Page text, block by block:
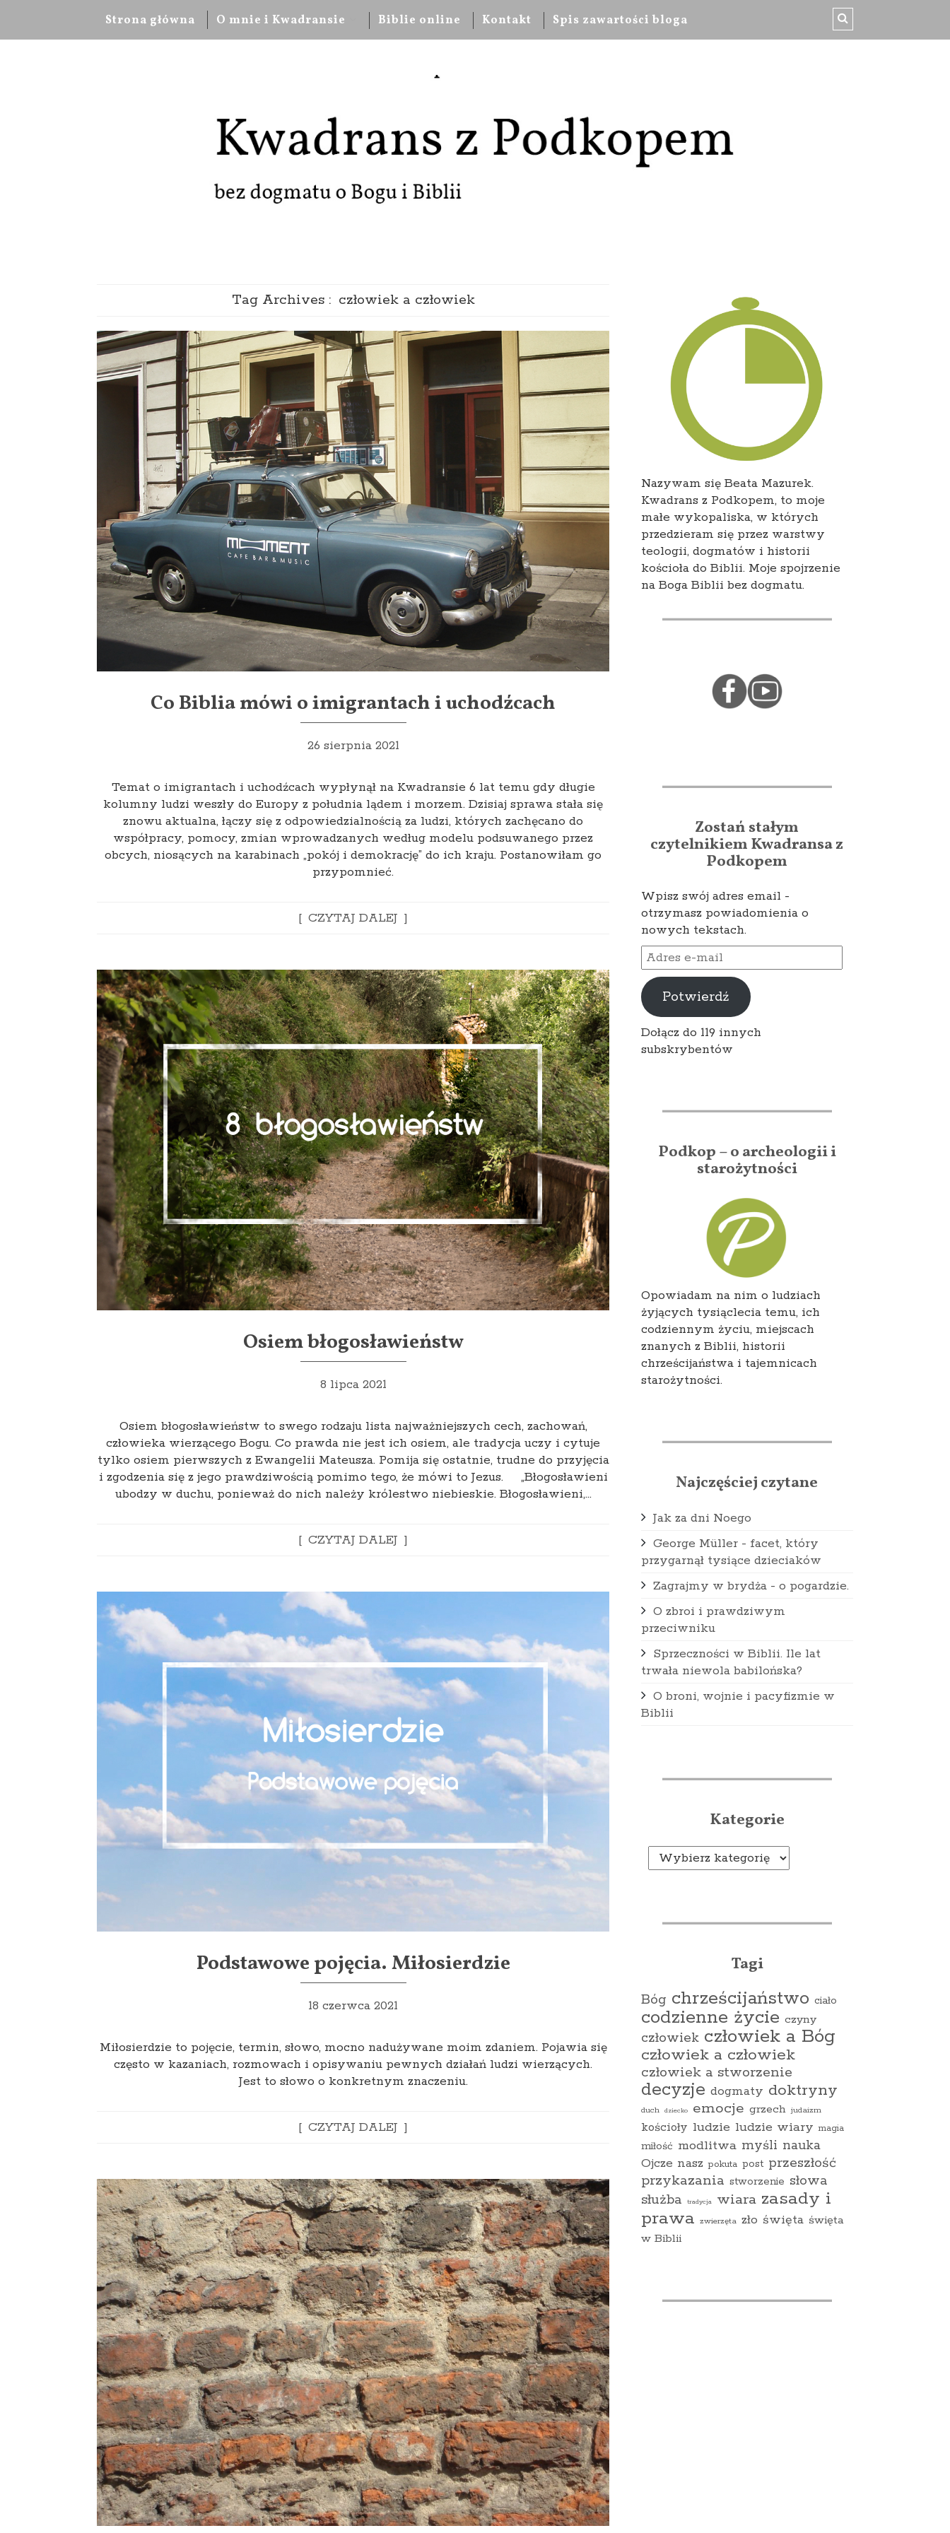
Strona główna O mnie i Kwadransie Biblie online Kontakt Spis zawartości bloga
Tag Archives : człowiek a człowiek
Co Biblia mówi o imigrantach i uchodźcach
26 sierpnia 2021
Temat o imigrantach i uchodźcach wypłynął na Kwadransie 6 lat temu gdy długie
kolumny ludzi weszły do Europy z południa lądem i morzem. Dzisiaj sprawa stała się
znowu aktualna, łączy się z odpowiedzialnością za ludzi, których zachęcano do
współpracy, pomocy, zmian wprowadzanych według modelu podsuwanego przez
obcych, niosących na karabinach „pokój i demokrację” do ich kraju. Postanowiłam go
przypomnieć.
CZYTAJ DALEJ
Osiem błogosławieństw
8 lipca 2021
Osiem błogosławieństw to swego rodzaju lista najważniejszych cech, zachowań,
człowieka wierzącego Bogu. Co prawda nie jest ich osiem, ale tradycja uczy i cytuje
tylko osiem pierwszych z Ewangelii Mateusza. Pomija się ostatnie, trudne do przyjęcia
i zgodzenia się z jego prawdziwością pomimo tego, że mówi to Jezus. „Błogosławieni
ubodzy w duchu, ponieważ do nich należy królestwo niebieskie. Błogosławieni,…
CZYTAJ DALEJ
Podstawowe pojęcia. Miłosierdzie
18 czerwca 2021
Miłosierdzie to pojęcie, termin, słowo, mocno nadużywane moim zdaniem. Pojawia się
często w kazaniach, rozmowach i opisywaniu pewnych działań ludzi wierzących.
Jest to słowo o konkretnym znaczeniu.
CZYTAJ DALEJ
Nazywam się Beata Mazurek.
Kwadrans z Podkopem, to moje
małe wykopaliska, w których
przedzieram się przez warstwy
teologii, dogmatów i historii
kościoła do Biblii. Moje spojrzenie
na Boga Biblii bez dogmatu.
Zostań stałym
czytelnikiem Kwadransa z
Podkopem
Wpisz swój adres email -
otrzymasz powiadomienia o
nowych tekstach.
Adres
e-
mail
Potwierdź
Dołącz do 119 innych
subskrybentów
Podkop – o archeologii i
starożytności
Opowiadam na nim o ludziach
żyjących tysiąclecia temu, ich
codziennym życiu, miejscach
znanych z Biblii, historii
chrześcijaństwa i tajemnicach
starożytności.
Najczęściej czytane
Jak za dni Noego
George Müller - facet, który
przygarnął tysiące dzieciaków
Zagrajmy w brydża - o pogardzie.
O zbroi i prawdziwym
przeciwniku
Sprzeczności w Biblii. Ile lat
trwała niewola babilońska?
O broni, wojnie i pacyfizmie w
Biblii
Kategorie
Kategorie
Tagi
Bóg chrześcijaństwo ciało
codzienne życie czyny
człowiek człowiek a Bóg
człowiek a człowiek
człowiek a stworzenie
decyzje dogmaty doktryny
duch dziecko emocje grzech judaizm
kościoły ludzie ludzie wiary magia
miłość modlitwa myśli nauka
Ojcze nasz pokuta post przeszłość
przykazania stworzenie słowa
służba
tradycja wiara zasady i
prawa zwierzęta zło święta święta
w Biblii